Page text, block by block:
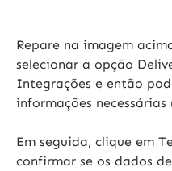
Repare na imagem
selecionar a opção
Integrações e então
informações
Em seguida, clique em
confirmar se os dados